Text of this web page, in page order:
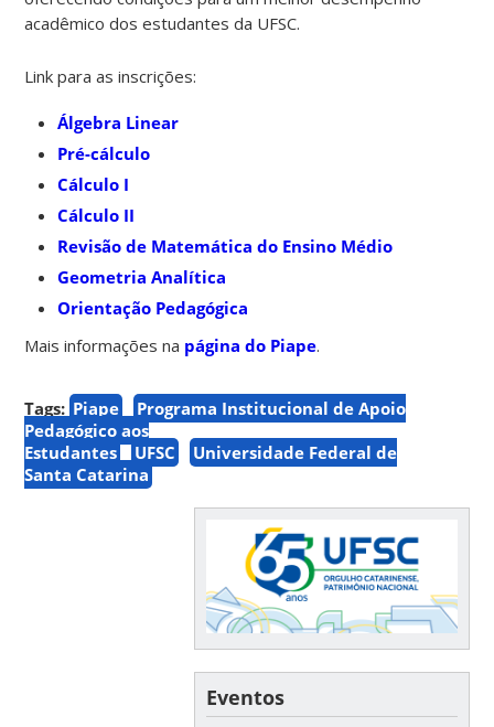
acadêmico dos estudantes da UFSC.
Link para as inscrições:
Álgebra Linear
Pré-cálculo
Cálculo I
Cálculo II
Revisão de Matemática do Ensino Médio
Geometria Analítica
Orientação Pedagógica
Mais informações na página do Piape.
Tags: Piape
Programa Institucional de Apoio
Pedagógico aos
Estudantes
UFSC
Universidade Federal de
Santa Catarina
Eventos